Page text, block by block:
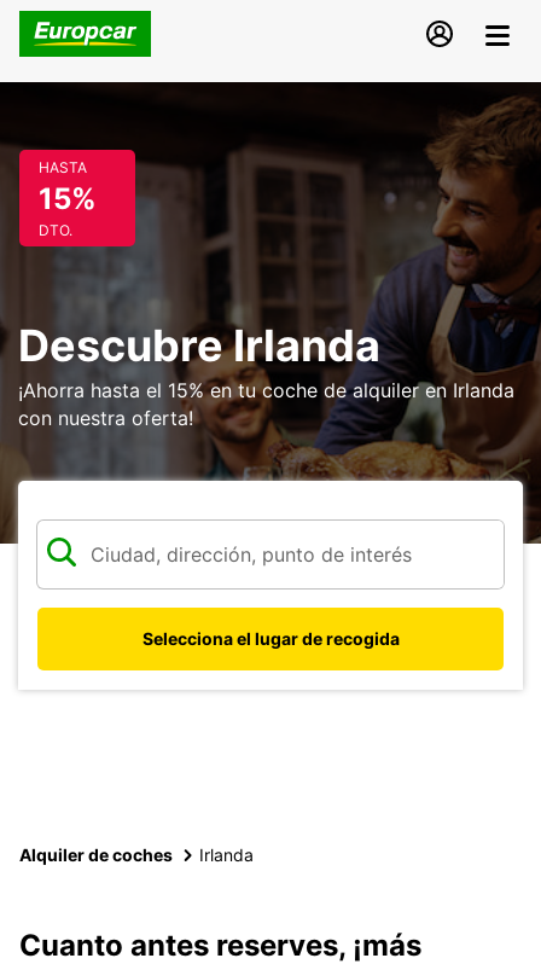
HASTA
15%
DTO.
Descubre Irlanda
¡Ahorra hasta el 15% en tu coche de alquiler en Irlanda
con nuestra oferta!
Selecciona el lugar de recogida
Alquiler de coches Irlanda
Cuanto antes reserves, ¡más